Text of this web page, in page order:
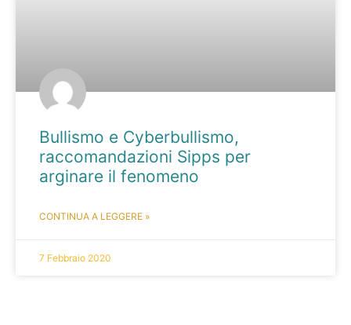
Bullismo e Cyberbullismo,
raccomandazioni Sipps per
arginare il fenomeno
CONTINUA A LEGGERE »
7 Febbraio 2020